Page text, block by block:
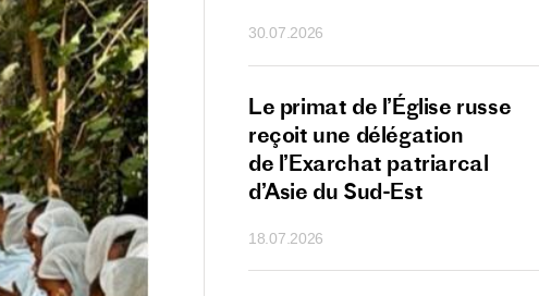
de la Serbie
Vučić présente
au patriarche
pour son anniversaire
30.07.2026
Le primat de l’Église russe
reçoit une délégation
de l’Exarchat patriarcal
d’Asie du Sud-Est
18.07.2026